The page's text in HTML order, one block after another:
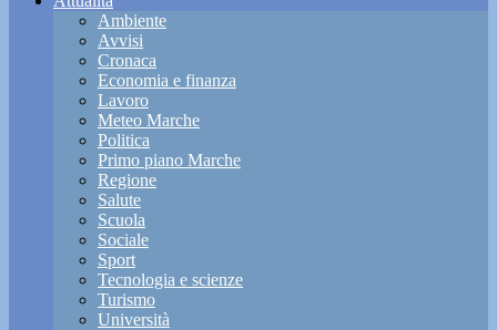
Ambiente
Avvisi
Cronaca
Economia e finanza
Lavoro
Meteo Marche
Politica
Primo piano Marche
Regione
Salute
Scuola
Sociale
Sport
Tecnologia e scienze
Turismo
Università